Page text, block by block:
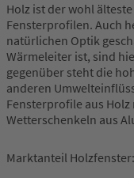
Holz ist der wohl
Fensterprofilen. Auch
natürlichen Optik
Wärmeleiter ist, sind
gegenüber steht die
anderen
Fensterprofile aus
Wetterschenkeln aus
Marktanteil